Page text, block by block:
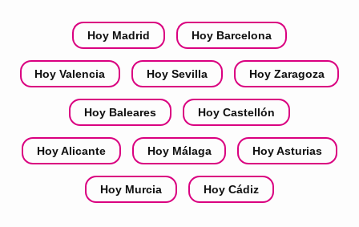
Hoy Madrid Hoy Barcelona
Hoy Valencia Hoy Sevilla Hoy Zaragoza
Hoy Baleares Hoy Castellón
Hoy Alicante Hoy Málaga Hoy Asturias
Hoy Murcia Hoy Cádiz